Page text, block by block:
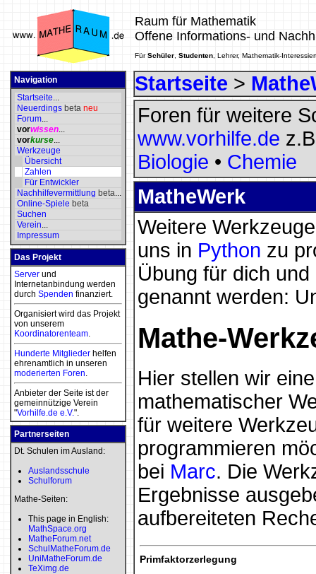
Raum für Mathematik
Offene Informations- und
FürSchüler Studenten , Lehrer, Mathematik-
Navigation
Startseite...
Neuerdings beta neu
Forum...
vorwissen...
vorkurse...
Werkzeuge
Übersicht
Zahlen
Für Entwickler
Nachhilfevermittlung beta...
Online-Spiele beta
Suchen
Verein...
Impressum
Das Projekt
Server und
Internetanbindung werden
durch Spenden finanziert.
Organisiert wird das Projekt
von unserem
Koordinatorenteam.
Hunderte Mitglieder helfen
ehrenamtlich in unseren
moderierten Foren.
Anbieter der Seite ist der
gemeinnützige Verein
"Vorhilfe.de e.V.".
Partnerseiten
Dt. Schulen im Ausland:
Auslandsschule
Schulforum
Mathe-Seiten:
This page in English:
MathSpace.org
MatheForum.net
SchulMatheForum.de
UniMatheForum.de
TeXimg.de
Startseite >
Foren für weitere
www.vorhilfe.de
Biologie • Chemie
MatheWerk
Weitere
uns in Python zu
Übung für dich und
genannt werden:
Mathe-
Hier stellen wir
mathematischer
für weitere
programmieren
bei Marc. Die
Ergebnisse
aufbereiteten
Primfaktorzerlegung